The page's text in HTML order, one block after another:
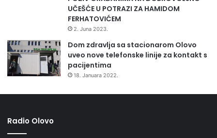
UČEŠĆE U POTRAZI ZA HAMIDOM
FERHATOVIĆEM
2. Juna 2023.
Dom zdravlja sa stacionarom Olovo
uveo nove telefonske linije za kontakt s
pacijentima
18. Januara 2022.
Radio Olovo